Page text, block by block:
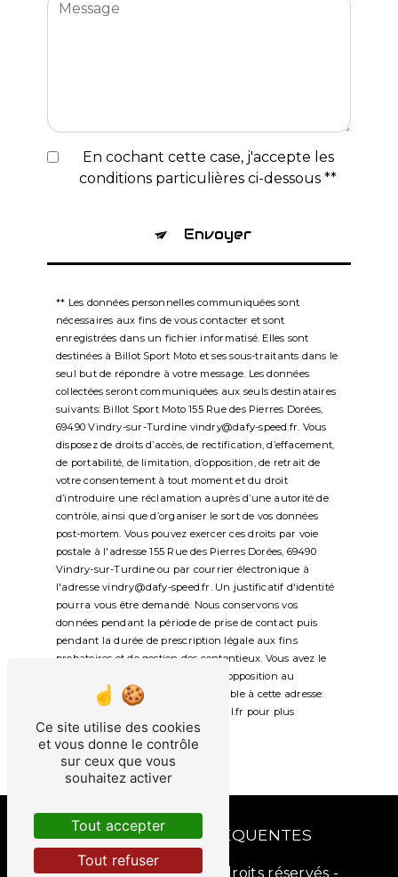
En cochant cette case, j'accepte les
conditions particulières ci-dessous **
Envoyer
** Les données personnelles communiquées sont
nécessaires aux fins de vous contacter et sont
enregistrées dans un fichier informatisé. Elles sont
destinées à Billot Sport Moto et ses sous-traitants dans le
seul but de répondre à votre message. Les données
collectées seront communiquées aux seuls destinataires
suivants: Billot Sport Moto 155 Rue des Pierres Dorées,
69490 Vindry-sur-Turdine vindry@dafy-speed.fr. Vous
disposez de droits d’accès, de rectification, d’effacement,
de portabilité, de limitation, d’opposition, de retrait de
votre consentement à tout moment et du droit
d’introduire une réclamation auprès d’une autorité de
contrôle, ainsi que d’organiser le sort de vos données
post-mortem. Vous pouvez exercer ces droits par voie
postale à l'adresse 155 Rue des Pierres Dorées, 69490
Vindry-sur-Turdine ou par courrier électronique à
l'adresse vindry@dafy-speed.fr. Un justificatif d'identité
pourra vous être demandé. Nous conservons vos
données pendant la période de prise de contact puis
pendant la durée de prescription légale aux fins
probatoires et de gestion des contentieux. Vous avez le
droit de vous inscrire sur la liste d'opposition au
démarchage téléphonique, disponible à cette adresse:
. Consultez le site cnil.fr pour plus
d’informations sur vos droits.
RECHERCHES FRÉQUENTES
©Vistalid- 2026 - Tous droits réservés -
Ce site utilise des cookies
et vous donne le contrôle
sur ceux que vous
souhaitez activer
Tout accepter
Tout refuser